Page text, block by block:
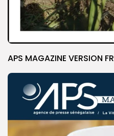
APS MAGAZINE VERSION FR